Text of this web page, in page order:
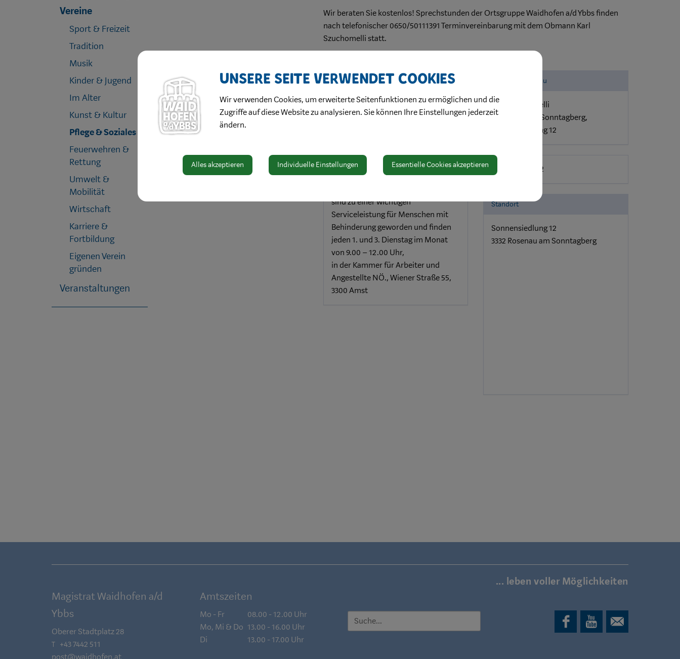
Wir beraten Sie kostenlos! Sprechstunden der Ortsgruppe Waidhofen a/d Ybbs finden
nach telefonischer 0650/50111391 Terminvereinbarung mit dem Obmann Karl
Szuchomelli statt.
Kontakt
M +43(0)650 5011391
karl@szuchomelli.com
Öffnungszeiten
sind zu einer wichtigen
Serviceleistung für Menschen mit
Behinderung geworden und finden
jeden 1. und 3. Dienstag im Monat
von 9.00 – 12.00 Uhr,
in der Kammer für Arbeiter und
Angestellte NÖ., Wiener Straße 55,
3300 Amst
Obmann / Obfrau
Karl Szuchomelli
3332 Rosenau/Sonntagberg,
Sonnensiedlung 12
ZVR: 104873432
Standort
Sonnensiedlung 12
3332 Rosenau am Sonntagberg
Vereine
Sport & Freizeit
Tradition
Musik
Kinder & Jugend
Im Alter
Kunst & Kultur
Pflege & Soziales
Feuerwehren &
Rettung
Umwelt &
Mobilität
Wirtschaft
Karriere &
Fortbildung
Eigenen Verein
gründen
Veranstaltungen
... leben voller Möglichkeiten
Magistrat Waidhofen a/d
Ybbs
Oberer Stadtplatz 28
T +43 7442 511
post@waidhofen.at
Amtszeiten
Mo - Fr
08.00 - 12.00 Uhr
Mo, Mi & Do 13.00 - 16.00 Uhr
Di
13.00 - 17.00 Uhr
SUCHE
Unsere Seite verwendet Cookies
Wir verwenden Cookies, um erweiterte Seitenfunktionen zu ermöglichen und die
Zugriffe auf diese Website zu analysieren. Sie können Ihre Einstellungen jederzeit
ändern.
Alles akzeptieren Individuelle Einstellungen Essentielle Cookies akzeptieren